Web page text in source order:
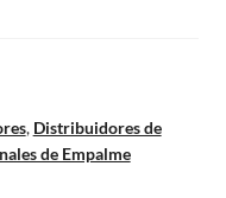
, Distribuidores de
de Empalme